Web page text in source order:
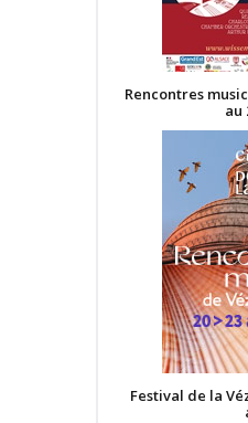
Rencontres
au
Festival de la